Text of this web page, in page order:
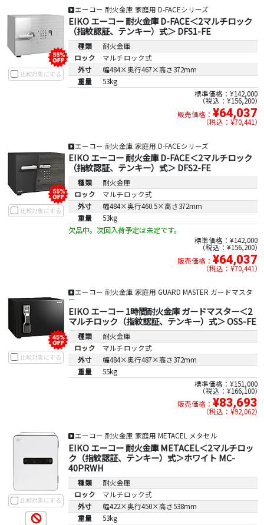
比較対象にする
エーコー 耐火金庫 家庭用 D-FACEシリーズ
EIKO エーコー 耐火金庫 D-FACE＜2マルチロック
（指紋認証、テンキー）式＞ DFS1-FE
種類
耐火金庫
ロック
マルチロック式
外寸
幅484×奥行467×高さ372mm
重量
53kg
標準価格：¥142,000
税込：¥156,200
販売価格： ¥64,037
税込：¥70,441
比較対象にする
エーコー 耐火金庫 家庭用 D-FACEシリーズ
EIKO エーコー 耐火金庫 D-FACE＜2マルチロック
（指紋認証、テンキー）式＞ DFS2-FE
種類
耐火金庫
ロック
マルチロック式
外寸
幅484×奥行460.5×高さ372mm
重量
53kg
欠品中。次回入荷予定は未定です。
標準価格：¥142,000
税込：¥156,200
販売価格： ¥64,037
税込：¥70,441
比較対象にする
エーコー 耐火金庫 家庭用 GUARD MASTER ガードマスタ
ー
EIKO エーコー 1時間耐火金庫 ガードマスター＜2
マルチロック（指紋認証、テンキー）式＞ OSS-FE
種類
耐火金庫
ロック
マルチロック式
外寸
幅484×奥行487×高さ372mm
重量
55kg
標準価格：¥151,000
税込：¥166,100
販売価格： ¥83,693
税込：¥92,062
比較対象にする
エーコー 耐火金庫 家庭用 METACEL メタセル
EIKO エーコー 耐火金庫 METACEL＜2マルチロッ
ク（指紋認証、テンキー）式＞ホワイト MC-
40PRWH
種類
耐火金庫
ロック
マルチロック式
外寸
幅422×奥行450×高さ538mm
重量
53kg